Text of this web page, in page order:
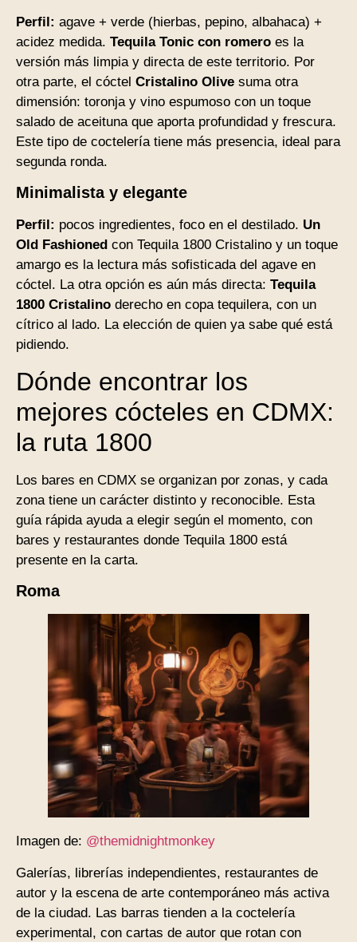
Perfil: agave + verde (hierbas, pepino, albahaca) +
acidez medida. Tequila Tonic con romero es la
versión más limpia y directa de este territorio. Por
otra parte, el cóctel Cristalino Olive suma otra
dimensión: toronja y vino espumoso con un toque
salado de aceituna que aporta profundidad y frescura.
Este tipo de coctelería tiene más presencia, ideal para
segunda ronda.
Minimalista y elegante
Perfil: pocos ingredientes, foco en el destilado. Un
Old Fashioned con Tequila 1800 Cristalino y un toque
amargo es la lectura más sofisticada del agave en
cóctel. La otra opción es aún más directa: Tequila
1800 Cristalino derecho en copa tequilera, con un
cítrico al lado. La elección de quien ya sabe qué está
pidiendo.
Dónde encontrar los
mejores cócteles en CDMX:
la ruta 1800
Los bares en CDMX se organizan por zonas, y cada
zona tiene un carácter distinto y reconocible. Esta
guía rápida ayuda a elegir según el momento, con
bares y restaurantes donde Tequila 1800 está
presente en la carta.
Roma
Imagen de: @themidnightmonkey
Galerías, librerías independientes, restaurantes de
autor y la escena de arte contemporáneo más activa
de la ciudad. Las barras tienden a la coctelería
experimental, con cartas de autor que rotan con